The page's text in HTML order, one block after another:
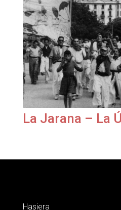
La Jarana – La
Hasiera